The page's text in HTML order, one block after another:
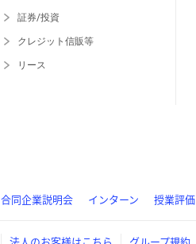
証券/投資
クレジット信販等
リース
合同企業説明会 インターン 授業評価